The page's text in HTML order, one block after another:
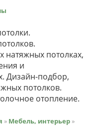
потолках,
и
Дизайн-подбор,
потолков.
отопление.
» Мебель, интерьер »